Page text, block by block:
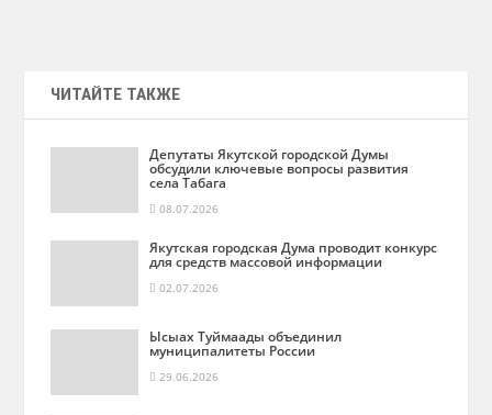
ЧИТАЙТЕ ТАКЖЕ
Депутаты Якутской городской Думы
обсудили ключевые вопросы развития
села Табага
08.07.2026
Якутская городская Дума проводит конкурс
для средств массовой информации
02.07.2026
Ысыах Туймаады объединил
муниципалитеты России
29.06.2026